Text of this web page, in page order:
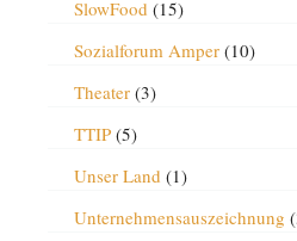
SlowFood (15)
Sozialforum Amper(10)
Theater(3)
TTIP(5)
Unser Land (1)
Unternehmensauszeichnung